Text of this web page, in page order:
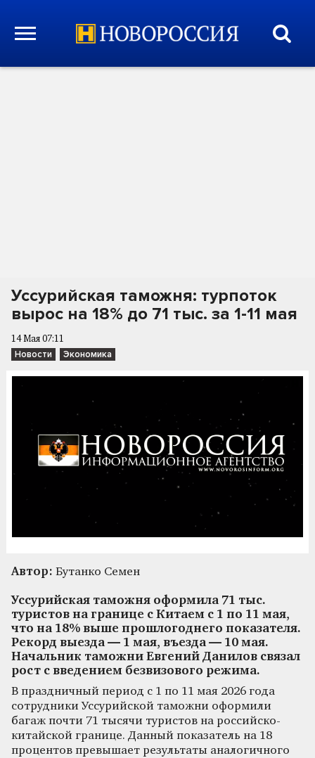
Уссурийская таможня: турпоток
вырос на 18% до 71 тыс. за 1-11 мая
14 Мая 07:11
Новости Экономика
Автор: Бутанко Семен
Уссурийская таможня оформила 71 тыс.
туристов на границе с Китаем с 1 по 11 мая,
что на 18% выше прошлогоднего показателя.
Рекорд выезда — 1 мая, въезда — 10 мая.
Начальник таможни Евгений Данилов связал
рост с введением безвизового режима.
В праздничный период с 1 по 11 мая 2026 года
сотрудники Уссурийской таможни оформили
багаж почти 71 тысячи туристов на российско-
китайской границе. Данный показатель на 18
процентов превышает результаты аналогичного